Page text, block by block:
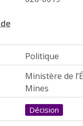
Politique
Ministère de
Mines
Décision